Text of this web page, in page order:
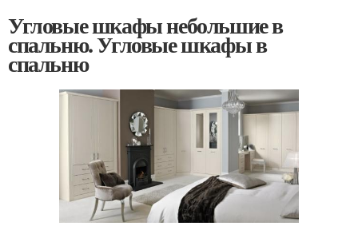
Угловые шкафы небольшие в
спальню. Угловые шкафы в
спальню